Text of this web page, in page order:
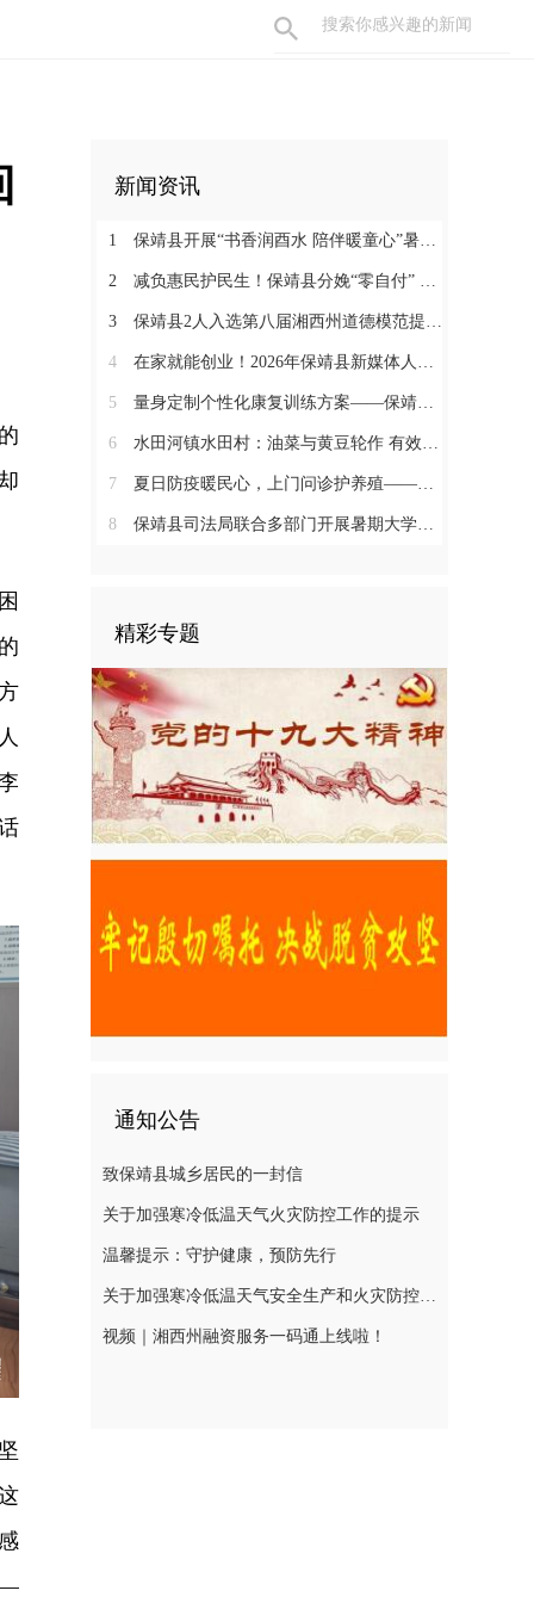
新闻资讯
1 保靖县开展“书香润酉水 陪伴暖童心”暑期阅读关爱活动
2 减负惠民护民生！保靖县分娩“零自付” 政策落地见效 125名产妇受益
3 保靖县2人入选第八届湘西州道德模范提名奖
4 在家就能创业！2026年保靖县新媒体人才技能培训开启 助力家乡好物出圈
5 量身定制个性化康复训练方案——保靖县人民医院助力发育迟缓患儿顺利入托
6 水田河镇水田村：油菜与黄豆轮作 有效助农增收
7 夏日防疫暖民心，上门问诊护养殖——保靖县葫芦镇开展畜禽防疫服务
8 保靖县司法局联合多部门开展暑期大学生志愿者送法护童活动
精彩专题
通知公告
致保靖县城乡居民的一封信
关于加强寒冷低温天气火灾防控工作的提示
温馨提示：守护健康，预防先行
关于加强寒冷低温天气安全生产和火灾防控工作的提示
视频｜湘西州融资服务一码通上线啦！